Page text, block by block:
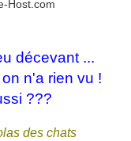
décevant ...
n'a rien vu !
???
des chats